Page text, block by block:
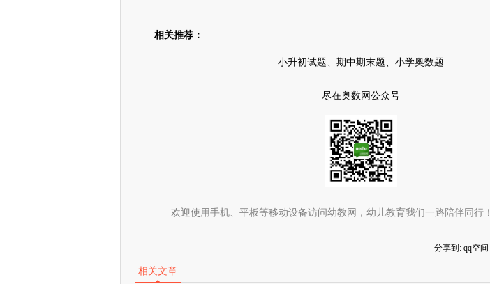
相关推荐：
小升初试题、期中期末题、小学奥数题
尽在奥数网公众号
欢迎使用手机、平板等移动设备访问幼教网，幼儿教育我们一路陪伴同行！
分享到: qq空间
相关文章